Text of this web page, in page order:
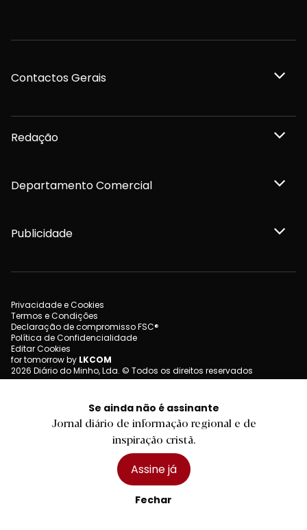
Se ainda não é assinante
Jornal diário de informação regional e de
inspiração cristã.
Assine já
Fechar
Contactos Gerais
Redação
Departamento Comercial
Publicidade
Privacidade e Cookies
Termos e Condições
Declaração de compromisso FSC®
Política de Confidencialidade
Editar Cookies
for tomorrow by LKCOM
2026 Diário do Minho, Lda. © Todos os direitos reservados